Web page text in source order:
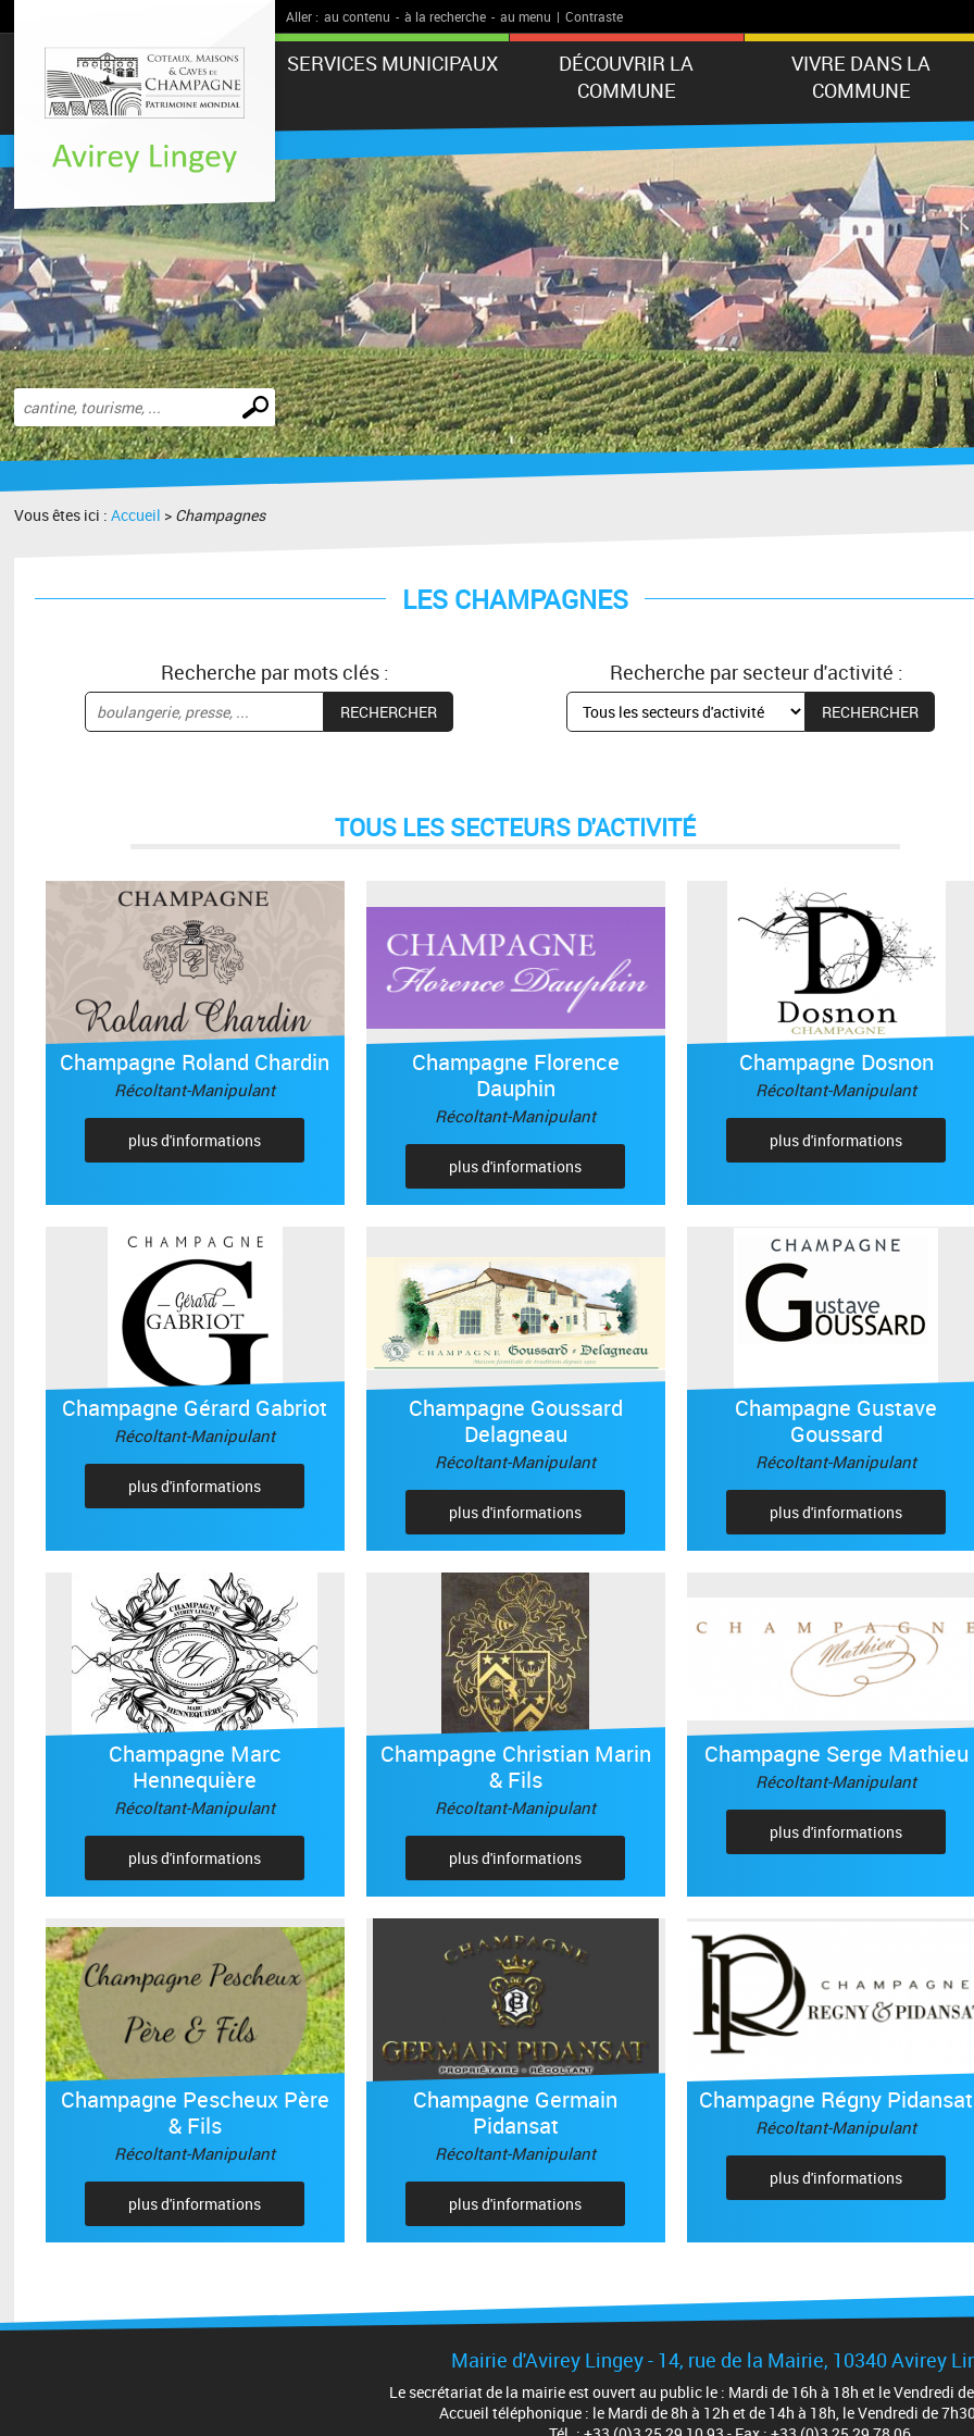
Aller : au contenu - à la recherche - au menu | Contraste
SERVICES MUNICIPAUX
DÉCOUVRIR LA
COMMUNE
VIVRE DANS LA
COMMUNE
Effectuer
une
recherche
Vous êtes ici :Accueil > Champagnes
LES CHAMPAGNES
Recherche par mots clés : Recherche par secteur d'activité :
TOUS LES SECTEURS D'ACTIVITÉ
Champagne Roland Chardin
Récoltant-Manipulant
plus d'informations
Champagne Florence
Dauphin
Récoltant-Manipulant
plus d'informations
Champagne Dosnon
Récoltant-Manipulant
plus d'informations
Champagne Gérard Gabriot
Récoltant-Manipulant
plus d'informations
Champagne Goussard
Delagneau
Récoltant-Manipulant
plus d'informations
Champagne Gustave
Goussard
Récoltant-Manipulant
plus d'informations
Champagne Marc
Hennequière
Récoltant-Manipulant
plus d'informations
Champagne Christian Marin
& Fils
Récoltant-Manipulant
plus d'informations
Champagne Serge Mathieu
Récoltant-Manipulant
plus d'informations
Champagne Pescheux Père
& Fils
Récoltant-Manipulant
plus d'informations
Champagne Germain
Pidansat
Récoltant-Manipulant
plus d'informations
Champagne Régny Pidansat
Récoltant-Manipulant
plus d'informations
Mairie d'Avirey Lingey - 14, rue de la Mairie, 10340 Avirey
Le secrétariat de la mairie est ouvert au public le : Mardi de 16h à 18h et le Vendredi
Accueil téléphonique : le Mardi de 8h à 12h et de 14h à 18h, le Vendredi de